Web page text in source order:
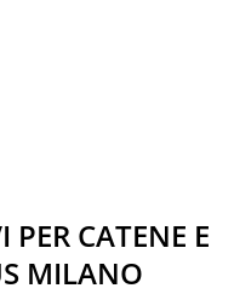
CATENE E
MILANO